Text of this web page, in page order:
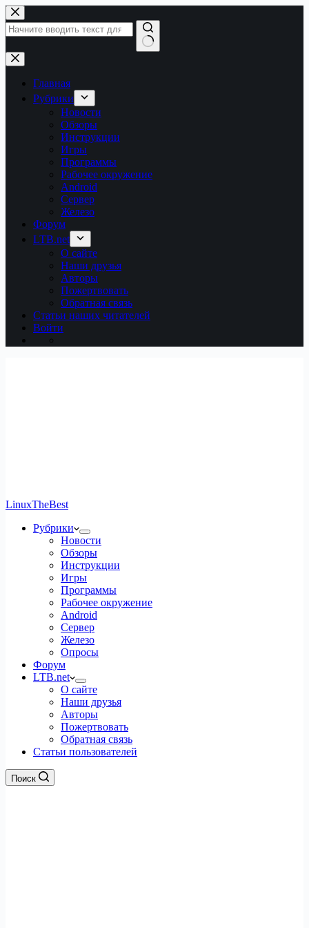
Перейти
к
сути
Ничего
не
найденоГлавная
Рубрики
Новости
Обзоры
Инструкции
Игры
Программы
Рабочее окружение
Android
Сервер
Железо
Форум
LTB.net
О сайте
Наши друзья
Авторы
Пожертвовать
Обратная связь
Статьи наших читателей
Войти
LinuxTheBest
Рубрики
Новости
Обзоры
Инструкции
Игры
Программы
Рабочее окружение
Android
Сервер
Железо
Опросы
Форум
LTB.net
О сайте
Наши друзья
Авторы
Пожертвовать
Обратная связь
Статьи пользователей
Поиск